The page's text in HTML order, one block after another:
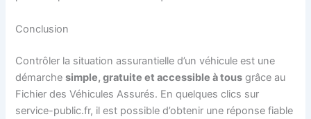
Conclusion
Contrôler la situation assurantielle d’un véhicule est une
démarchesimple, gratuite et accessible à tous grâce au
Fichier des Véhicules Assurés. En quelques clics sur
service-public.fr, il est possible d’obtenir une réponse fiable